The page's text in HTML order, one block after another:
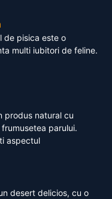
de pisica este o
multi iubitori de feline.
produs natural cu
parului.
aspectul
desert delicios, cu o